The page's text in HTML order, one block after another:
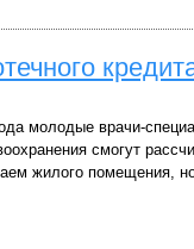
молодые врачи-
смогут
жилого помещения,